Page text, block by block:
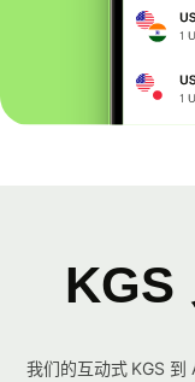
KGS
我们的互动式 KGS 到